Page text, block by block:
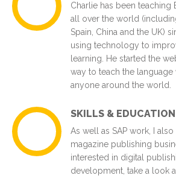
Charlie has been teaching
all over the world
Spain, China and the UK)
using technology to
learning. He started the
way to teach the
anyone around the world.
SKILLS & EDUCATION
As well as SAP work, I
magazine publishing
interested in digital
development, take a look